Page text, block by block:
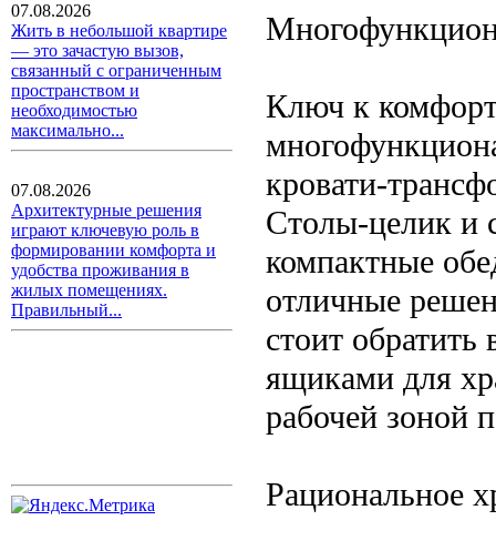
07.08.2026
Жить в небольшой квартире
— это зачастую вызов,
связанный с ограниченным
пространством и
необходимостью
максимально...
07.08.2026
Архитектурные решения
играют ключевую роль в
формировании комфорта и
удобства проживания в
жилых помещениях.
Правильный...
Ключ к
кровати-
Столы-целик и
компактные
отличные
стоит
ящиками для
рабочей зоной
Рациональное